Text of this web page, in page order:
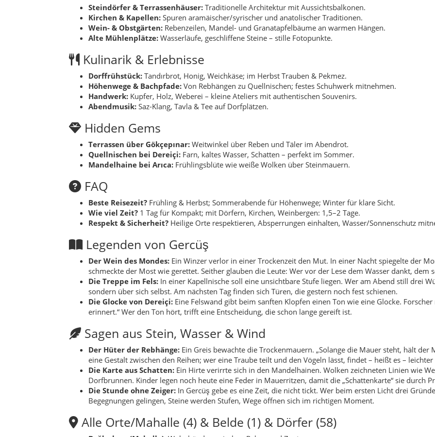
Terrassen über Gökçepınar:Weitwinkel über Reben und Täler im Abendrot.
Quellnischen bei Dereiçi:Farn, kaltes Wasser, Schatten – perfekt im Sommer.
Mandelhaine bei Arıca:Frühlingsblüte wie weiße Wolken über Steinmauern.
Beste Reisezeit? Frühling & Herbst; Sommerabende für Höhenwege; Winter für klare Sicht.
Wie viel Zeit?1 Tag für Kompakt; mit Dörfern, Kirchen, Weinbergen: 1,5–2 Tage.
Respekt & Sicherheit?Heilige Orte respektieren, Absperrungen einhalten, Wasser/Sonnenschutz
Legenden von Gercüş
Der Wein des Mondes:
schmeckte der Most wie gerettet. Seither glauben die Leute: Wer vor der Lese dem Wasser dankt, dem
Die Treppe im Fels:In einer Kapellnische soll eine unsichtbare Stufe liegen. Wer am Abend still drei
sondern über sich selbst. Am nächsten Tag finden sich Türen, die gestern noch fest schienen.
Die Glocke von Dereiçi:Eine Felswand gibt beim sanften Klopfen einen Ton wie eine Glocke. Forscher
Sagen aus Stein, Wasser & Wind
Der Hüter der Rebhänge:Ein Greis bewachte die Trockenmauern. „Solange die Mauer steht, hält der
eine Gestalt zwischen den Reihen; wer eine Traube teilt und den Vögeln lässt, findet – heißt es –
Dorfbrunnen. Kinder legen noch heute eine Feder in Mauerritzen, damit die „Schattenkarte“ sie durch
Die Stunde ohne Zeiger:In Gercüş gebe es eine Zeit, die nicht tickt. Wer beim ersten Licht drei
Begegnungen gelingen, Steine werden Stufen, Wege öffnen sich im richtigen Moment.
Alle Orte/Mahalle (4) & Belde (1) & Dörfer (58)
Bağlarbaşı (Mahalle):Wohnbänder zwischen Reben und Zentrum.
Çukurçeşme (Mahalle):Brunnenviertel mit schmalen Gassen.
Yolağzı (Mahalle):Am Talausgang mit Blickachsen.
Kayapınar (Belde):Kleinstadt im Distrikt – Tor zu Höhenwegen.
Akburç:Helle Felder am Hang.
Akyar:Weidefluren über Kalkrücken.
Ardıç:Wacholderhänge mit Duft.
Ardıçlı:Streusiedlung zwischen Trockenmauern.
Arıca:Mandel- und Obstgärten am Saum.
Aydınca:Offene Lagen mit Wind.
Babnir:Historischer Name, ruhige Höfe.